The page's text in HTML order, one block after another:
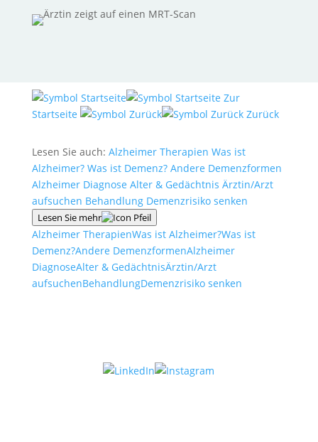
Zur
Startseite
Zurück
Lesen Sie auch: Alzheimer Therapien Was ist
Alzheimer? Was ist Demenz? Andere Demenzformen
Alzheimer Diagnose Alter & Gedächtnis Ärztin/Arzt
aufsuchen Behandlung Demenzrisiko senken
Lesen Sie mehr
Alzheimer TherapienWas ist Alzheimer?Was ist
Demenz?Andere DemenzformenAlzheimer
DiagnoseAlter & GedächtnisÄrztin/Arzt
aufsuchenBehandlungDemenzrisiko senken